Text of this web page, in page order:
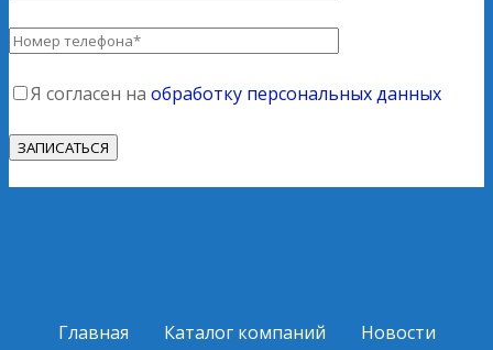
Я согласен на обработку персональных данных
Главная Каталог компаний
Новости